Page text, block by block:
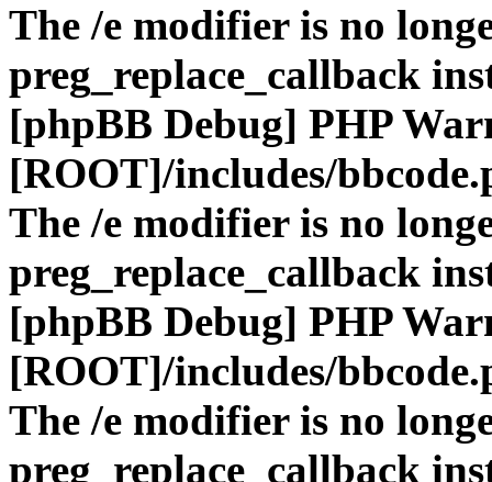
The /e modifier is no
preg_replace_callback
[phpBB Debug] PHP
[ROOT]/includes/
The /e modifier is no
preg_replace_callback
[phpBB Debug] PHP
[ROOT]/includes/
The /e modifier is no
preg_replace_callback